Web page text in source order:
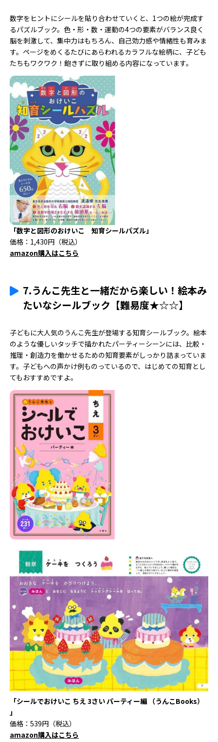
数字をヒントにシールを貼り合わせていくと、1つの絵が完成す
るパズルブック。色・形・数・運動の4つの要素がバランス良く
脳を刺激して、集中力はもちろん、自己効力感や情緒性も育みま
す。ページをめくるたびにあらわれるカラフルな絵柄に、子ども
たちもワクワク！飽きずに取り組める内容になっています。
「数字と図形のおけいこ 知育シールパズル」
価格：1,430円（税込）
amazon購入はこちら
7.うんこ先生と一緒だから楽しい！絵本み
たいなシールブック【難易度★☆☆】
子どもに大人気のうんこ先生が登場する知育シールブック。絵本
のような優しいタッチで描かれたパーティーシーンには、比較・
推理・創造力を働かせるための知育要素がしっかり詰まっていま
す。子どもへの声かけ例ものっているので、はじめての知育とし
てもおすすめですよ。
「シールでおけいこ ちえ 3さい パーティー編 （うんこBooks）
」
価格：539円（税込）
amazon購入はこちら